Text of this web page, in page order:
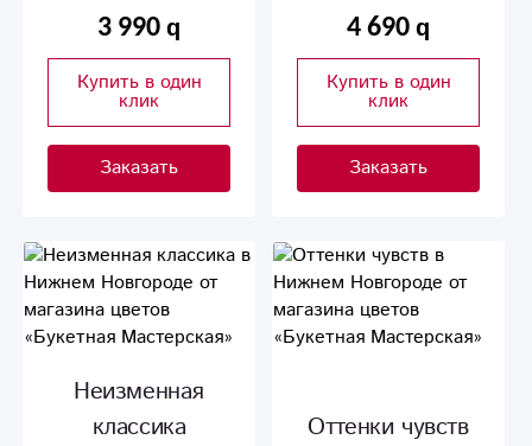
3 990
Купить в один
клик
Заказать
4 690
Купить в один
клик
Заказать
Неизменная
классика
Оттенки чувств